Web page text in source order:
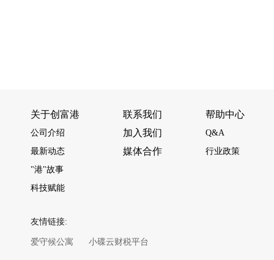
关于创富港
公司介绍
最新动态
"港"故事
科技赋能
联系我们
加入我们
媒体合作
帮助中心
Q&A
行业政策
友情链接:
爱守候公寓 小碟云财税平台